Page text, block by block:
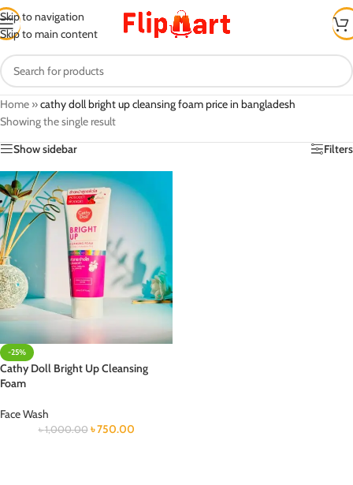
Skip to navigation
Skip to main content
Home »cathy doll bright up cleansing foam price in bangladesh
Showing the single result
Show sidebar
Filters
-25%
Cathy Doll Bright Up Cleansing
Foam
Face Wash
৳1,000.00 ৳750.00